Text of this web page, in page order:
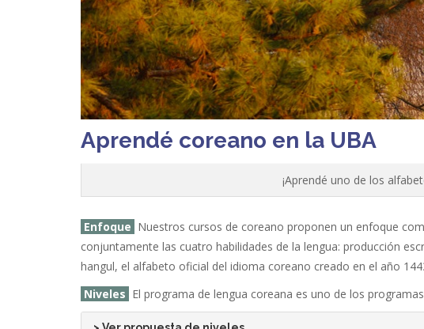
Aprendé coreano en la UBA
¡Aprendé uno de los
Enfoque Nuestros cursos de coreano proponen un enfoque
conjuntamente las cuatro habilidades de la lengua: producción
hangul, el alfabeto oficial del idioma coreano creado en el año
Niveles El programa de lengua coreana es uno de los